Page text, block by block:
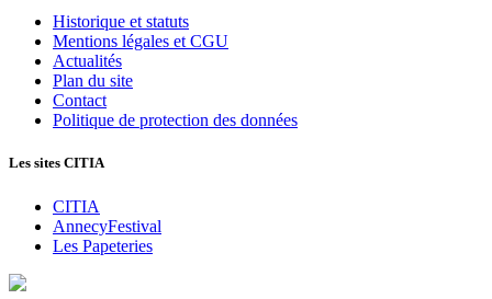
Historique et statuts
Mentions légales et CGU
Actualités
Plan du site
Contact
Politique de protection des données
Les sites CITIA
CITIA
AnnecyFestival
Les Papeteries